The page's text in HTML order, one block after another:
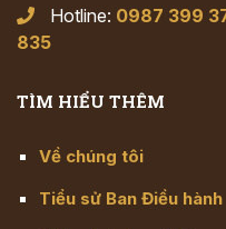
Hotline: 0987 399
835
TÌM HIỂU THÊM
Về chúng tôi
Tiểu sử Ban Điều hành